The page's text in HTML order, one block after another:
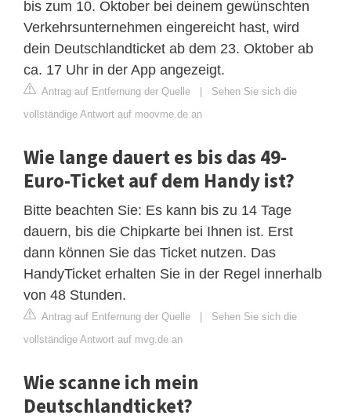
bis zum 10. Oktober bei deinem gewünschten
Verkehrsunternehmen eingereicht hast, wird
dein Deutschlandticket ab dem 23. Oktober ab
ca. 17 Uhr in der App angezeigt.
Antrag auf Entfernung der Quelle | Sehen Sie sich die
vollständige Antwort auf moovme.de an
Wie lange dauert es bis das 49-
Euro-Ticket auf dem Handy ist?
Bitte beachten Sie: Es kann bis zu 14 Tage
dauern, bis die Chipkarte bei Ihnen ist. Erst
dann können Sie das Ticket nutzen. Das
HandyTicket erhalten Sie in der Regel innerhalb
von 48 Stunden.
Antrag auf Entfernung der Quelle | Sehen Sie sich die
vollständige Antwort auf mvg.de an
Wie scanne ich mein
Deutschlandticket?